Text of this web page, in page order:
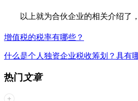
以上就为合伙企业的相关介绍了
增值税的税率有哪些？
什么是个人独资企业税收筹划？具有
热门 文章